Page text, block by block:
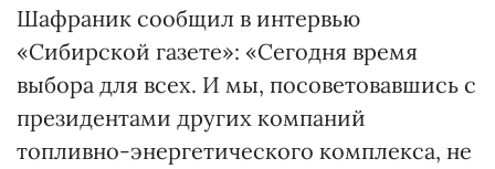
Шафраник сообщил в интервью
«Сибирской газете»: «Сегодня время
выбора для всех. И мы, посоветовавшись с
президентами других компаний
топливно-энергетического комплекса, не